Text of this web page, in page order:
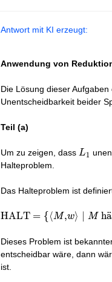
Antwort mit KI erzeugt:
Anwendung von
Die Lösung dieser
Unentscheidbarkeit beider
Teil (a)
Um zu zeigen, dass L_{1}
L1
Halteproblem.
Das Halteproblem ist
\text{HALT}
\langle M, w
\rangle \mid
M \text{ hält
HALT = { ⟨M,w⟩ Mha
¨
Dieses Problem ist
entscheidbar wäre, dann
ist.